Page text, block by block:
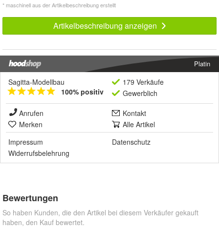
* maschinell aus der Artikelbeschreibung erstellt
Artikelbeschreibung anzeigen
Platin
Sagitta-Modellbau
100% positiv
179 Verkäufe
Gewerblich
Anrufen
Kontakt
Merken
Alle Artikel
Impressum
Datenschutz
Widerrufsbelehrung
Bewertungen
So haben Kunden, die den Artikel bei diesem Verkäufer gekauft
haben, den Kauf bewertet.